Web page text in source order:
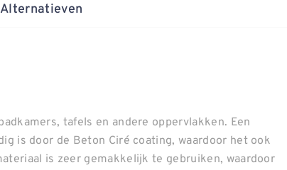
Alternatieven
tafels en andere oppervlakken. Een
is door de Beton Ciré coating, waardoor het ook
is zeer gemakkelijk te gebruiken, waardoor